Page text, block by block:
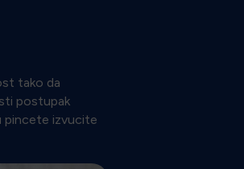
tako da
postupak
pincete izvucite